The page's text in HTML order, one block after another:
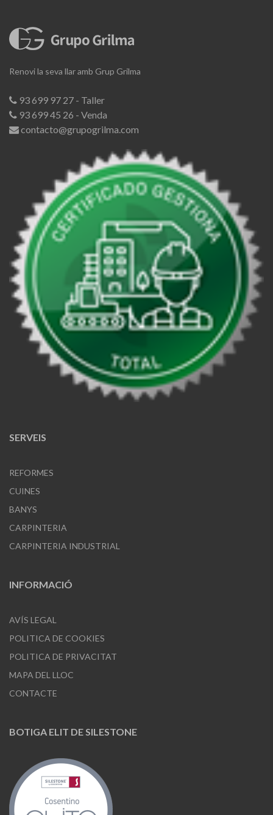
Renovi la seva llar amb Grup Grilma
93 699 97 27 - Taller
93 699 45 26 - Venda
contacto@grupogrilma.com
SERVEIS
REFORMES
CUINES
BANYS
CARPINTERIA
CARPINTERIA INDUSTRIAL
INFORMACIÓ
AVÍS LEGAL
POLITICA DE COOKIES
POLITICA DE PRIVACITAT
MAPA DEL LLOC
CONTACTE
BOTIGA ELIT DE SILESTONE